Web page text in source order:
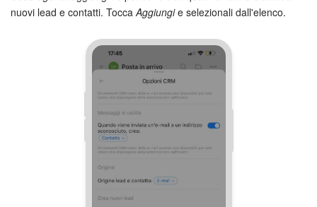
nuovi lead e contatti. Tocca Aggiungie selezionali dall'elenco.